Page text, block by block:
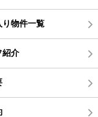
り物件一覧
紹介